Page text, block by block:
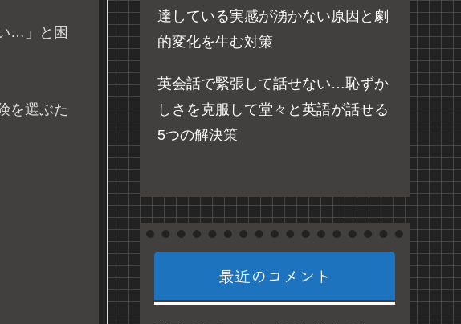
…」と困
を選ぶた
達している実感が湧かない原因と劇
的変化を生む対策
英会話で緊張して話せない…恥ずか
しさを克服して堂々と英語が話せる
5つの解決策
最近のコメント